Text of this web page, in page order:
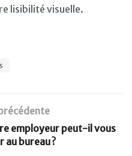
lisibilité visuelle.
employeur peut-il vous
au bureau ?